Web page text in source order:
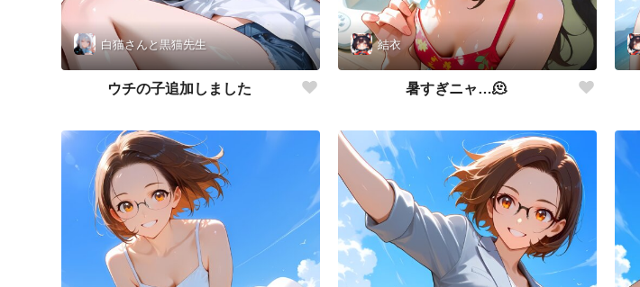
白猫さんと黒猫先生
ウチの子追加しました
結衣
暑すぎニャ…🫠